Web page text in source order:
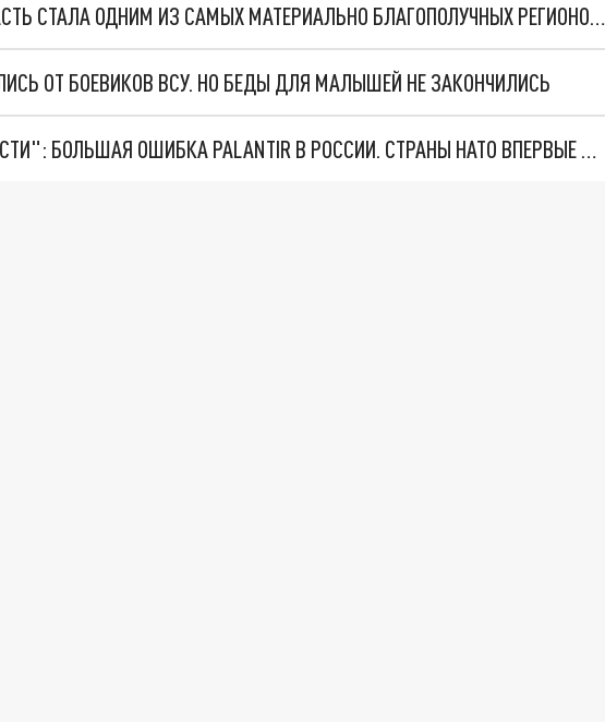
СВЕРДЛОВСКАЯ ОБЛАСТЬ СТАЛА ОДНИМ ИЗ САМЫХ МАТЕРИАЛЬНО БЛАГОПОЛУЧНЫХ РЕГИОНОВ РОССИИ
ОТ БОЕВИКОВ ВСУ. НО БЕДЫ ДЛЯ МАЛЫШЕЙ НЕ ЗАКОНЧИЛИСЬ
"ОЧЕНЬ ПЛОХИЕ НОВОСТИ": БОЛЬШАЯ ОШИБКА PALANTIR В РОССИИ. СТРАНЫ НАТО ВПЕРВЫЕ ЗА СВО ОСТАНОВИЛИ ПОСТАВКИ ОРУЖИЯ. ВСУ ТЕРЯЮТ ПРИГРАНИЧЬЕ?